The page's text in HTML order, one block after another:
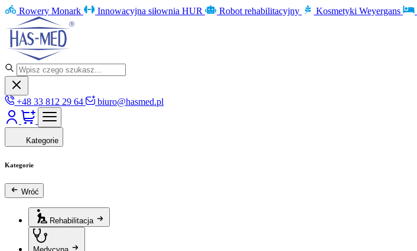
Rowery Monark Innowacyjna siłownia HUR Robot rehabilitacyjny Kosmetyki Weyergans
+48 33 812 29 64 biuro@hasmed.pl
Kategorie
Kategorie
Wróć
Rehabilitacja